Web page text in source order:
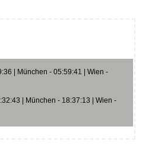
| München - 05:59:41 | Wien -
| München - 18:37:13 | Wien -